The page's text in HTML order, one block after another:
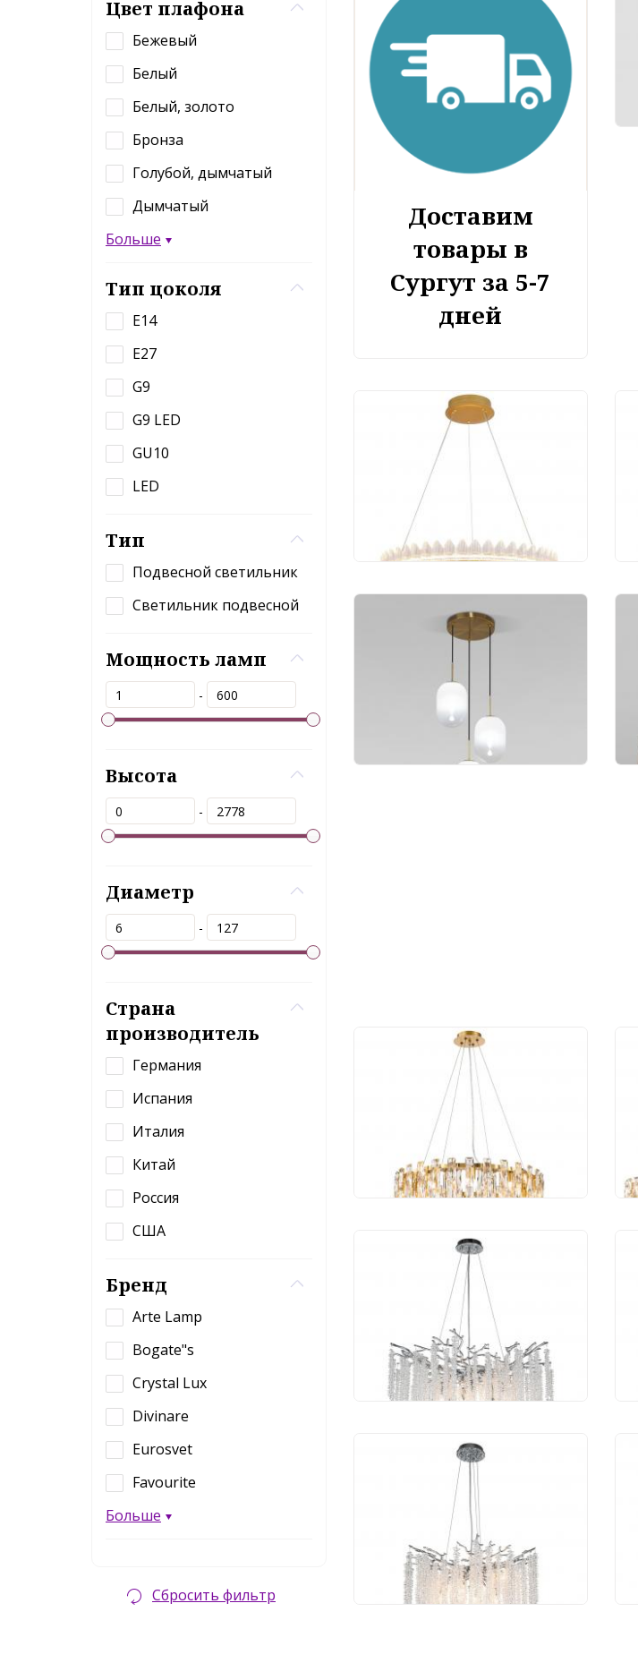
Цвет плафона
Бежевый
Белый
Белый, золото
Бронза
Голубой, дымчатый
Дымчатый
Больше
Тип цоколя
E14
E27
G9
G9 LED
GU10
LED
Тип
Подвесной светильник
Светильник подвесной
Мощность ламп
-
Высота
-
Диаметр
-
Страна
производитель
Германия
Испания
Италия
Китай
Россия
США
Бренд
Arte Lamp
Bogate"s
Crystal Lux
Divinare
Eurosvet
Favourite
Больше
Сбросить фильтр
Доставим
товары в
Сургут за 5-7
дней
Светильник подвесной
Favourite Mirabella 4754-
69 120 руб.
Подвесной светильник
Eurosvet Loona 60161/3
15 600 руб.
Светильник подвесной
Favourite Infinity 4721-14P
48 870 руб.
Подвесной светильник
Stilfort Eiva 2167/09/10P
55 753 руб.
Подвесной светильник
Stilfort Eiva 2167/09/08P
36 223 руб.